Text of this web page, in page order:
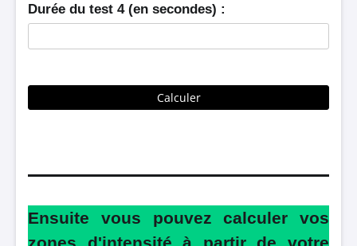
Durée du test 4 (en secondes) :
Calculer
Ensuite vous pouvez calculer vos